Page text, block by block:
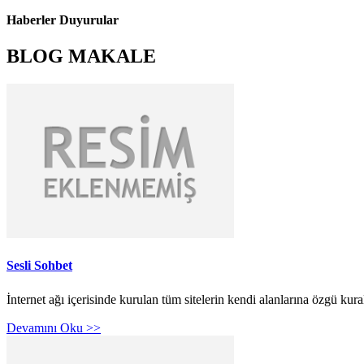
Haberler Duyurular
BLOG MAKALE
Sesli Sohbet
İnternet ağı içerisinde kurulan tüm sitelerin kendi alanlarına özgü
Devamını Oku >>